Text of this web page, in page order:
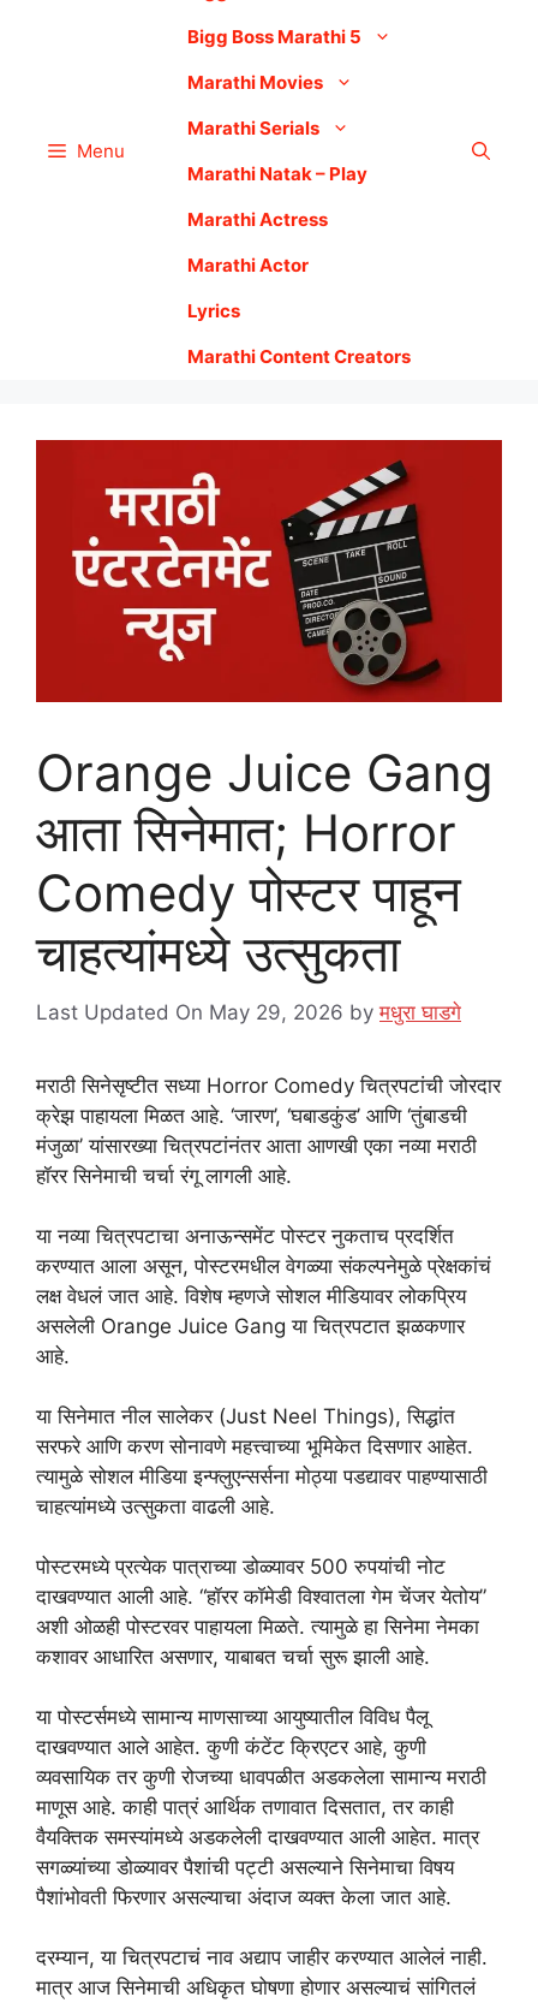
Menu
Bigg Boss Marathi 5
Marathi Movies
Marathi Serials
Marathi Natak – Play
Marathi Actress
Marathi Actor
Lyrics
Marathi Content Creators
Orange Juice Gang
आता सिनेमात; Horror
Comedy पोस्टर पाहून
चाहत्यांमध्ये उत्सुकता
Last Updated On May 29, 2026 byमधुरा घाडगे
मराठी सिनेसृष्टीत सध्या Horror Comedy चित्रपटांची जोरदार
क्रेझ पाहायला मिळत आहे. ‘जारण’, ‘घबाडकुंड’ आणि ‘तुंबाडची
मंजुळा’ यांसारख्या चित्रपटांनंतर आता आणखी एका नव्या मराठी
हॉरर सिनेमाची चर्चा रंगू लागली आहे.
या नव्या चित्रपटाचा अनाऊन्समेंट पोस्टर नुकताच प्रदर्शित
करण्यात आला असून, पोस्टरमधील वेगळ्या संकल्पनेमुळे प्रेक्षकांचं
लक्ष वेधलं जात आहे. विशेष म्हणजे सोशल मीडियावर लोकप्रिय
असलेली Orange Juice Gang या चित्रपटात झळकणार
आहे.
या सिनेमात नील सालेकर (Just Neel Things), सिद्धांत
सरफरे आणि करण सोनावणे महत्त्वाच्या भूमिकेत दिसणार आहेत.
त्यामुळे सोशल मीडिया इन्फ्लुएन्सर्सना मोठ्या पडद्यावर पाहण्यासाठी
चाहत्यांमध्ये उत्सुकता वाढली आहे.
पोस्टरमध्ये प्रत्येक पात्राच्या डोळ्यावर 500 रुपयांची नोट
दाखवण्यात आली आहे. “हॉरर कॉमेडी विश्वातला गेम चेंजर येतोय”
अशी ओळही पोस्टरवर पाहायला मिळते. त्यामुळे हा सिनेमा नेमका
कशावर आधारित असणार, याबाबत चर्चा सुरू झाली आहे.
या पोस्टर्समध्ये सामान्य माणसाच्या आयुष्यातील विविध पैलू
दाखवण्यात आले आहेत. कुणी कंटेंट क्रिएटर आहे, कुणी
व्यवसायिक तर कुणी रोजच्या धावपळीत अडकलेला सामान्य मराठी
माणूस आहे. काही पात्रं आर्थिक तणावात दिसतात, तर काही
वैयक्तिक समस्यांमध्ये अडकलेली दाखवण्यात आली आहेत. मात्र
सगळ्यांच्या डोळ्यावर पैशांची पट्टी असल्याने सिनेमाचा विषय
पैशांभोवती फिरणार असल्याचा अंदाज व्यक्त केला जात आहे.
दरम्यान, या चित्रपटाचं नाव अद्याप जाहीर करण्यात आलेलं नाही.
मात्र आज सिनेमाची अधिकृत घोषणा होणार असल्याचं सांगितलं